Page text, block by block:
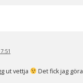
ut vettja Det fick jag göra